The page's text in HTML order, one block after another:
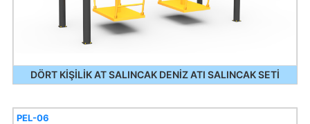
DÖRT KİŞİLİK AT SALINCAK DENİZ ATI SALINCAK SETİ
PEL-06